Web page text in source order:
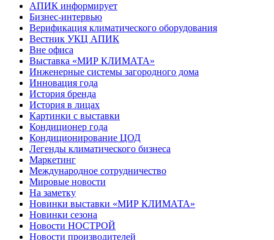
АПИК информирует
Бизнес-интервью
Верификация климатического оборудования
Вестник УКЦ АПИК
Вне офиса
Выставка «МИР КЛИМАТА»
Инженерные системы загородного дома
Инновация года
История бренда
История в лицах
Картинки с выставки
Кондиционер года
Кондиционирование ЦОД
Легенды климатического бизнеса
Маркетинг
Международное сотрудничество
Мировые новости
На заметку
Новинки выставки «МИР КЛИМАТА»
Новинки сезона
Новости НОСТРОЙ
Новости производителей